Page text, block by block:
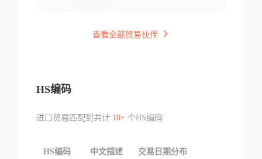
查看全部贸易伙伴
HS编码
进口贸易匹配到共计 10+个HS编码
HS编码 中文描述 交易日期分布